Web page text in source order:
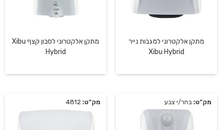
מתקן אלקטרוני למגבות נייר
Xibu Hybrid
מתקן אלקטרוני לסבון קצף Xibu
Hybrid
מק"ט: בחר/י צבע מק"ט: